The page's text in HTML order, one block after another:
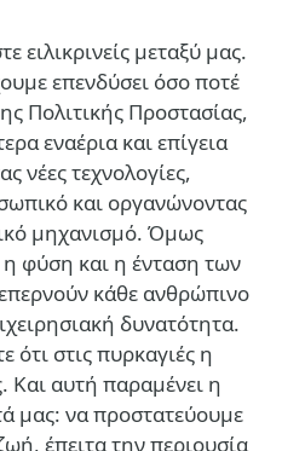
ειλικρινείς μεταξύ μας.
επενδύσει όσο ποτέ
Πολιτικής Προστασίας,
εναέρια και επίγεια
νέες τεχνολογίες,
και οργανώνοντας
μηχανισμό. Όμως
φύση και η ένταση των
κάθε ανθρώπινο
δυνατότητα.
ότι στις πυρκαγιές η
αυτή παραμένει η
μας: να προστατεύουμε
έπειτα την περιουσία